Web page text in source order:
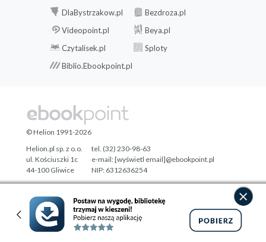
DlaBystrzakow.pl
Bezdroza.pl
Videopoint.pl
Beya.pl
Czytalisek.pl
Sploty
Biblio.Ebookpoint.pl
Designed with ♥ byTonik.pl
© Helion 1991-2026
Helion.pl sp. z o.o.
ul. Kościuszki 1c
44-100 Gliwice
tel. (32) 230-98-63
e-mail:[wyświetl email]@ebookpoint.pl
NIP: 6312636254
Regon: 241989027
Pełna wersja strony »